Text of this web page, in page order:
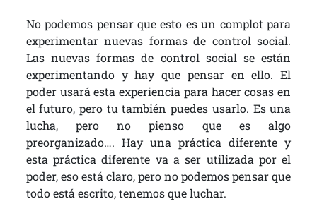
No podemos pensar que esto es un complot para
experimentar nuevas formas de control social.
Las nuevas formas de control social se están
experimentando y hay que pensar en ello. El
poder usará esta experiencia para hacer cosas en
el futuro, pero tu también puedes usarlo. Es una
lucha, pero no pienso que es algo
preorganizado…. Hay una práctica diferente y
esta práctica diferente va a ser utilizada por el
poder, eso está claro, pero no podemos pensar que
todo está escrito, tenemos que luchar.